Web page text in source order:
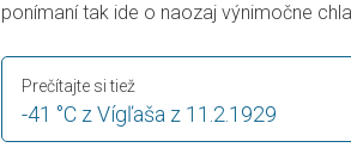
ponímaní tak ide o naozaj výnimočne
-41 °C z Vígľaša z 11.2.1929
Prečítajte si tiež